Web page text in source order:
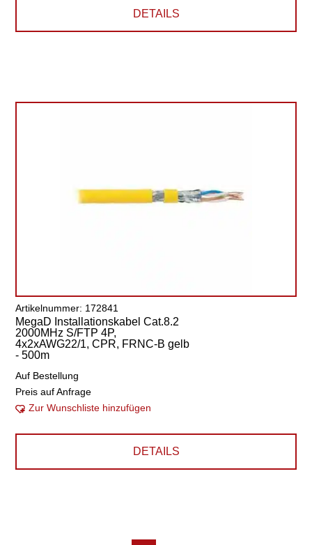
DETAILS
Artikelnummer: 172841
MegaD Installationskabel Cat.8.2
2000MHz S/FTP 4P,
4x2xAWG22/1, CPR, FRNC-B gelb
- 500m
Auf Bestellung
Preis auf Anfrage
Zur Wunschliste hinzufügen
DETAILS